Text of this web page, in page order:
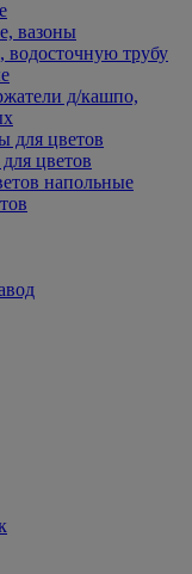
вазоны
трубу
д/кашпо,
для цветов
цветов
напольные